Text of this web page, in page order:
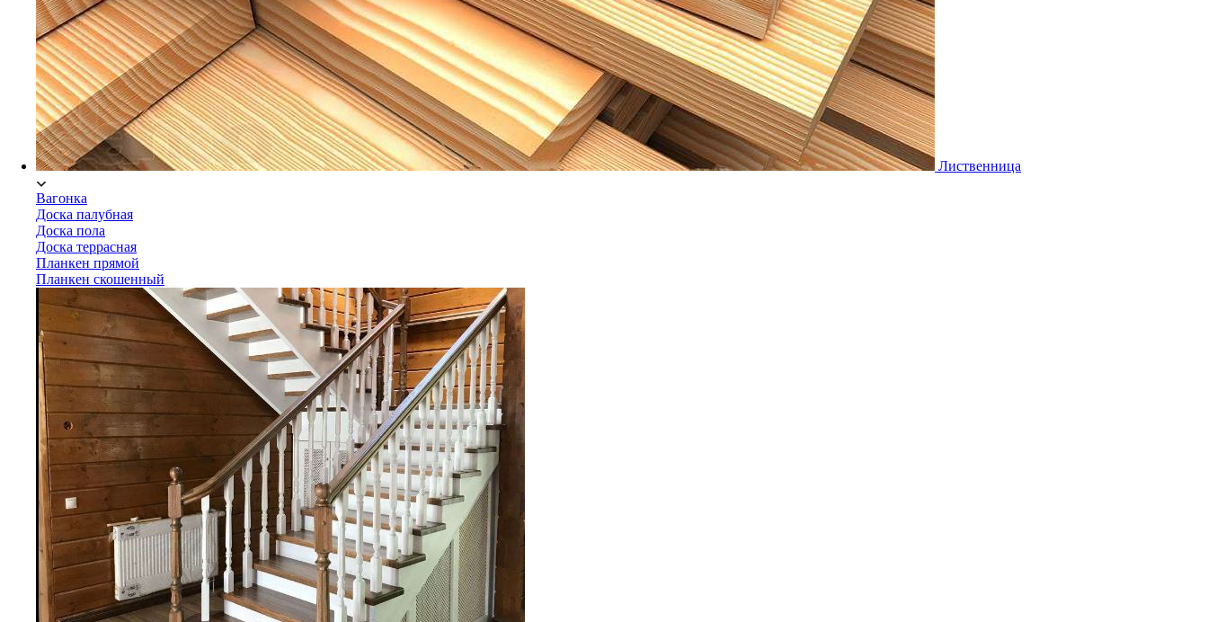
Лиственница
Вагонка
Доска палубная
Доска пола
Доска террасная
Планкен прямой
Планкен скошенный
Вагонка
Доска палубная
Доска пола
Доска террасная
Планкен прямой
Планкен скошенный